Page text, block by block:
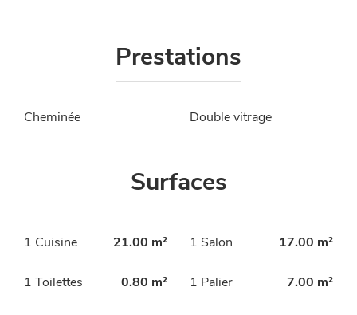
Prestations
Cheminée Double vitrage
Surfaces
1 Cuisine 21.00 m² 1 Salon 17.00 m²
1 Toilettes 0.80 m² 1 Palier 7.00 m²